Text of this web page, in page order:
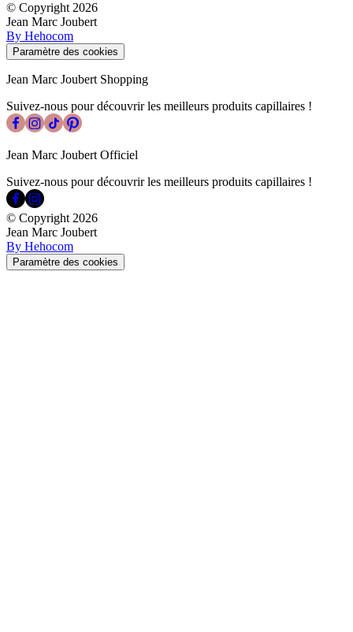
© Copyright2026
Jean Marc Joubert
By Hehocom
Paramètre des cookies
Jean Marc Joubert Shopping
Suivez-nous pour découvrir les meilleurs produits capillaires !
Jean Marc Joubert Officiel
Suivez-nous pour découvrir les meilleurs produits capillaires !
© Copyright2026
Jean Marc Joubert
By Hehocom
Paramètre des cookies